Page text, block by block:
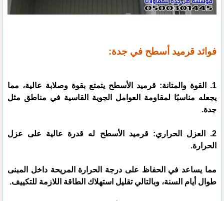
فوائد قرميد أسطح في جدة:
1. القوة والمتانة: قرميد الأسطح يتمتع بقوة وصلابة عالية، مما
يجعله مناسبًا لمقاومة العوامل الجوية القاسية في مناطق مثل
جدة.
2. العزل الحراري: قرميد الأسطح له قدرة عالية على عزل
الحرارة.
مما يساعد في الحفاظ على درجة الحرارة المريحة داخل المبنى
طوال أيام السنة، وبالتالي تقليل استهلاك الطاقة اللازمة للتكييف.